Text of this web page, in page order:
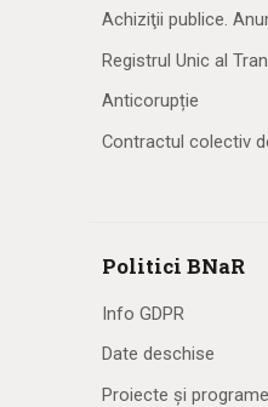
Achiziţii publice.
Registrul Unic al
Anticorupție
Contractul colectiv
Politici BNaR
Info GDPR
Date deschise
Proiecte și